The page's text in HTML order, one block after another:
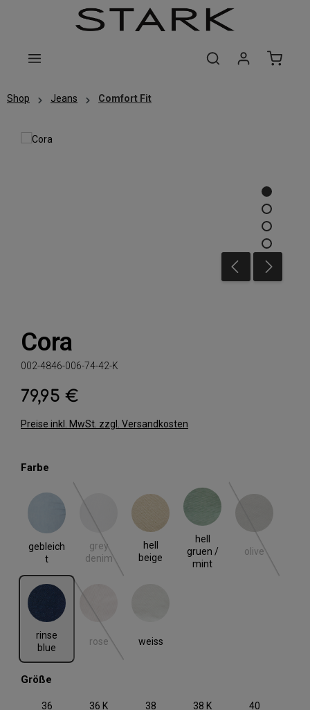
Zum Hauptinhalt springen
Shop Jeans Comfort Fit
Cora
002-4846-006-74-42-K
Regulärer Preis:
79,95 €
Preise inkl. MwSt. zzgl. Versandkosten
Farbe
gebleich
t
gebleicht
grey
denim
(Diese Option ist zurzeit nicht verfügbar.)
hell
beige
hell beige
hell
gruen /
mint
hell gruen / mint
olive
olive
(Diese Option
rinse
blue
rinse blue
rose
rose
(Diese Option ist zurzeit nicht verfügbar.)
weiss
Größe
36 36 K 38 38 K 40